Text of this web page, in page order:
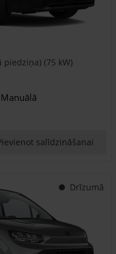
piedziņa) (75 kW)
Manuālā
salīdzināšanai
Drīzumā